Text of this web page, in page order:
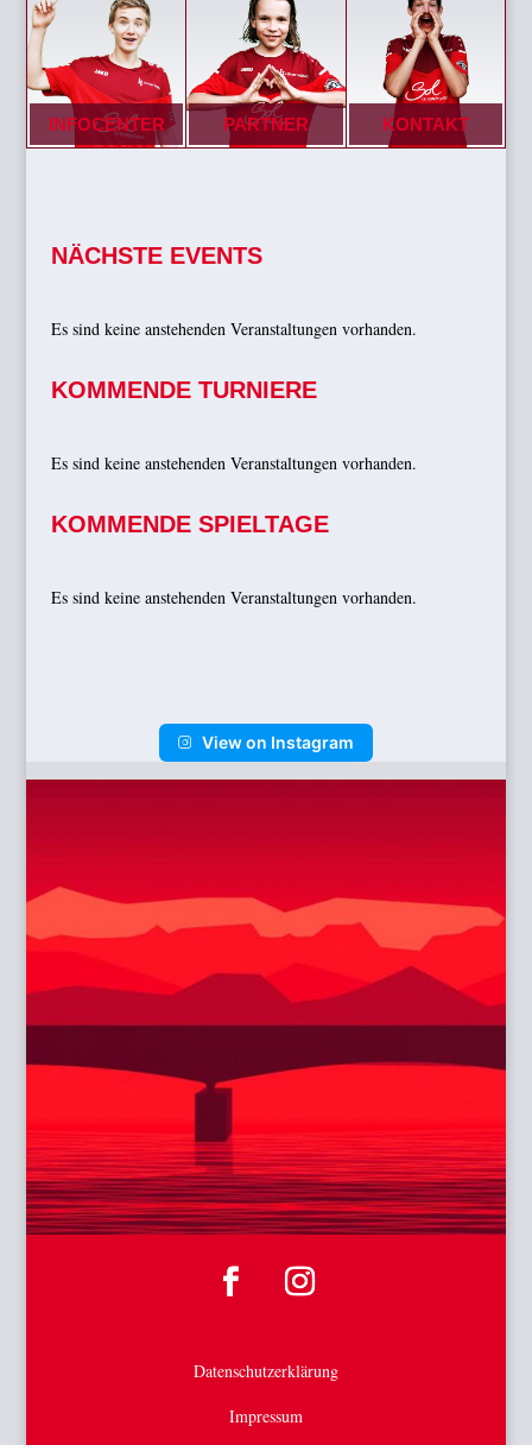
INFOCENTER PARTNER KONTAKT
NÄCHSTE EVENTS
Es sind keine anstehenden Veranstaltungen vorhanden.
KOMMENDE TURNIERE
Es sind keine anstehenden Veranstaltungen vorhanden.
KOMMENDE SPIELTAGE
Es sind keine anstehenden Veranstaltungen vorhanden.
View on Instagram
Datenschutzerklärung
Impressum